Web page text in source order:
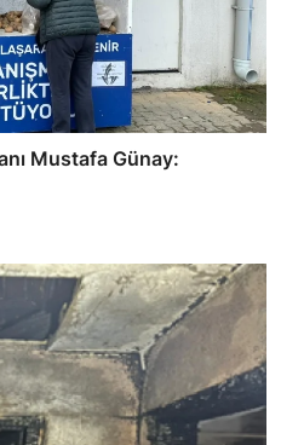
Mustafa Günay: